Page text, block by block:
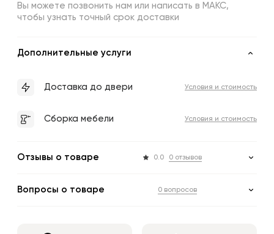
Вы можете позвонить нам или написать в МАКС,
чтобы узнать точный срок доставки
Дополнительные услуги
Доставка до двери Условия и стоимость
Сборка мебели Условия и стоимость
Отзывы о товаре 0.0 0 отзывов
Вопросы о товаре 0 вопросов